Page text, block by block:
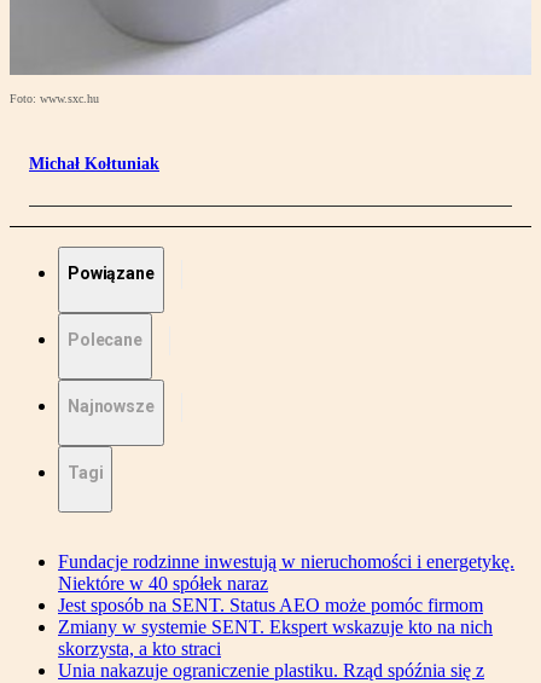
Foto: www.sxc.hu
Michał Kołtuniak
Powiązane
Polecane
Najnowsze
Tagi
Fundacje rodzinne inwestują w nieruchomości i energetykę.
Niektóre w 40 spółek naraz
Jest sposób na SENT. Status AEO może pomóc firmom
Zmiany w systemie SENT. Ekspert wskazuje kto na nich
skorzysta, a kto straci
Unia nakazuje ograniczenie plastiku. Rząd spóźnia się z